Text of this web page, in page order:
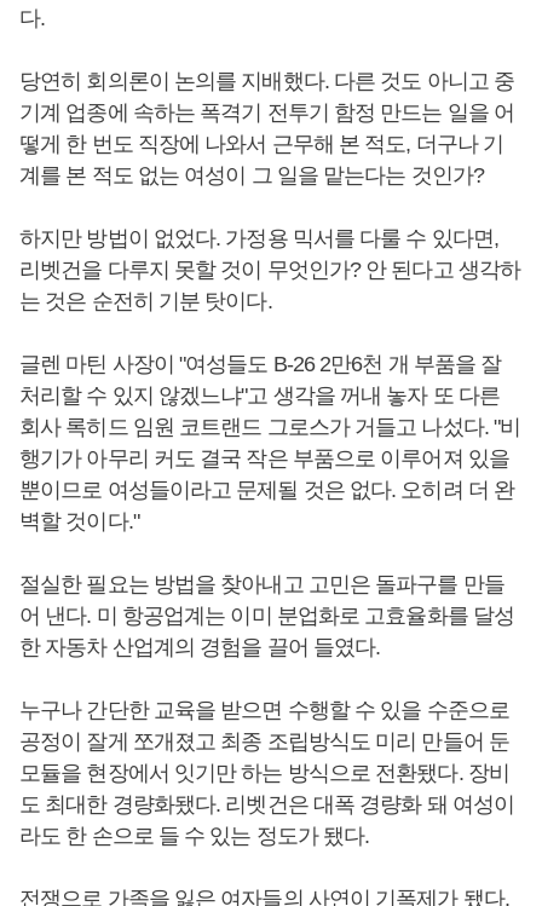
다.
당연히 회의론이 논의를 지배했다. 다른 것도 아니고 중
기계 업종에 속하는 폭격기 전투기 함정 만드는 일을 어
떻게 한 번도 직장에 나와서 근무해 본 적도, 더구나 기
계를 본 적도 없는 여성이 그 일을 맡는다는 것인가?
하지만 방법이 없었다. 가정용 믹서를 다룰 수 있다면,
리벳건을 다루지 못할 것이 무엇인가? 안 된다고 생각하
는 것은 순전히 기분 탓이다.
글렌 마틴 사장이 "여성들도 B-26 2만6천 개 부품을 잘
처리할 수 있지 않겠느냐"고 생각을 꺼내 놓자 또 다른
회사 록히드 임원 코트랜드 그로스가 거들고 나섰다. "비
행기가 아무리 커도 결국 작은 부품으로 이루어져 있을
뿐이므로 여성들이라고 문제될 것은 없다. 오히려 더 완
벽할 것이다."
절실한 필요는 방법을 찾아내고 고민은 돌파구를 만들
어 낸다. 미 항공업계는 이미 분업화로 고효율화를 달성
한 자동차 산업계의 경험을 끌어 들였다.
누구나 간단한 교육을 받으면 수행할 수 있을 수준으로
공정이 잘게 쪼개졌고 최종 조립방식도 미리 만들어 둔
모듈을 현장에서 잇기만 하는 방식으로 전환됐다. 장비
도 최대한 경량화됐다. 리벳건은 대폭 경량화 돼 여성이
라도 한 손으로 들 수 있는 정도가 됐다.
전쟁으로 가족을 잃은 여자들의 사연이 기폭제가 됐다.